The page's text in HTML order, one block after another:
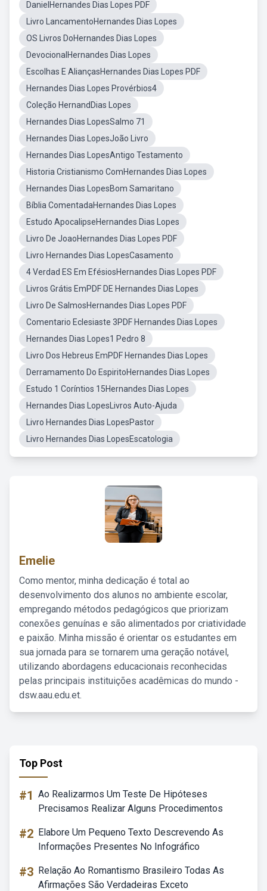
DanielHernandes Dias Lopes PDF
Livro LancamentoHernandes Dias Lopes
OS Livros DoHernandes Dias Lopes
DevocionalHernandes Dias Lopes
Escolhas E AliançasHernandes Dias Lopes PDF
Hernandes Dias Lopes Provérbios4
Coleção HernandDias Lopes
Hernandes Dias LopesSalmo 71
Hernandes Dias LopesJoão Livro
Hernandes Dias LopesAntigo Testamento
Historia Cristianismo ComHernandes Dias Lopes
Hernandes Dias LopesBom Samaritano
Bíblia ComentadaHernandes Dias Lopes
Estudo ApocalipseHernandes Dias Lopes
Livro De JoaoHernandes Dias Lopes PDF
Livro Hernandes Dias LopesCasamento
4 Verdad ES Em EfésiosHernandes Dias Lopes PDF
Livros Grátis EmPDF DE Hernandes Dias Lopes
Livro De SalmosHernandes Dias Lopes PDF
Comentario Eclesiaste 3PDF Hernandes Dias Lopes
Hernandes Dias Lopes1 Pedro 8
Livro Dos Hebreus EmPDF Hernandes Dias Lopes
Derramamento Do EspiritoHernandes Dias Lopes
Estudo 1 Coríntios 15Hernandes Dias Lopes
Hernandes Dias LopesLivros Auto-Ajuda
Livro Hernandes Dias LopesPastor
Livro Hernandes Dias LopesEscatologia
Emelie
Como mentor, minha dedicação é total ao
desenvolvimento dos alunos no ambiente escolar,
empregando métodos pedagógicos que priorizam
conexões genuínas e são alimentados por criatividade
e paixão. Minha missão é orientar os estudantes em
sua jornada para se tornarem uma geração notável,
utilizando abordagens educacionais reconhecidas
pelas principais instituições acadêmicas do mundo -
dsw.aau.edu.et.
Top Post
#1 Ao Realizarmos Um Teste De Hipóteses
Precisamos Realizar Alguns Procedimentos
#2 Elabore Um Pequeno Texto Descrevendo As
Informações Presentes No Infográfico
#3 Relação Ao Romantismo Brasileiro Todas As
Afirmações São Verdadeiras Exceto